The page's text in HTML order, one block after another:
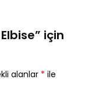
için
alanlar * ile